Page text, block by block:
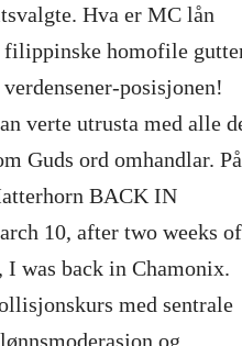
Hva er MC lån
filippinske homofile
posisjonen!
verte utrusta med alle
Guds ord omhandlar. På
BACK IN
10, after two weeks of
was back in Chamonix.
med sentrale
og